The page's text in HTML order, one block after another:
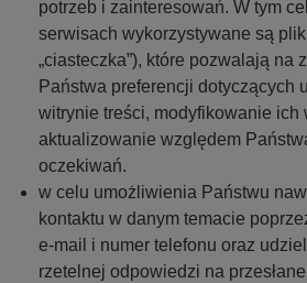
potrzeb i zainteresowań. W tym
serwisach wykorzystywane są
„ciasteczka”), które pozwalają na
Państwa preferencji dotyczących
witrynie treści, modyfikowanie ich
aktualizowanie względem
oczekiwań.
w celu umożliwienia Państwu
kontaktu w danym temacie
e-mail i numer telefonu oraz
rzetelnej odpowiedzi na